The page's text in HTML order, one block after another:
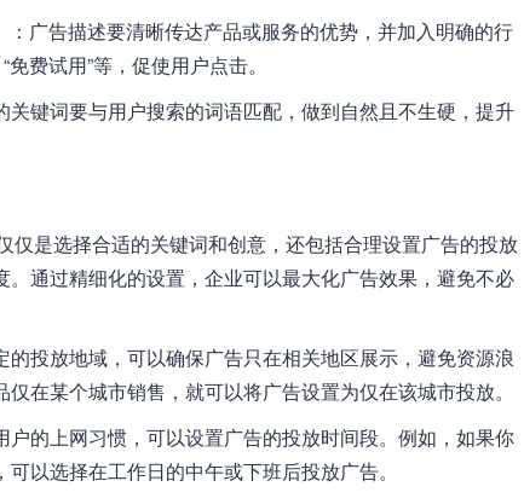
：广告描述要清晰传达产品或服务的优势，并加入明确的行
费试用”等，促使用户点击。
关键词要与用户搜索的词语匹配，做到自然且不生硬，提升
仅是选择合适的关键词和创意，还包括合理设置广告的投放
。通过精细化的设置，企业可以最大化广告效果，避免不必
的投放地域，可以确保广告只在相关地区展示，避免资源浪
在某个城市销售，就可以将广告设置为仅在该城市投放。
户的上网习惯，可以设置广告的投放时间段。例如，如果你
以选择在工作日的中午或下班后投放广告。